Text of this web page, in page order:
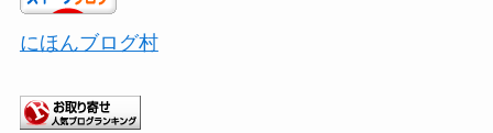
にほんブログ村